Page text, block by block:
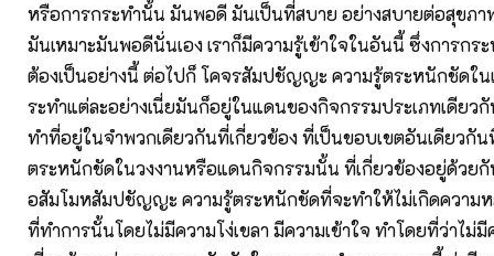
หรือการกระทำนั้น มันพอดี มันเป็นที่สบาย อย่างสบายต่อสุขภา
มันเหมาะมันพอดีนั่นเอง เราก็มีความรู้เข้าใจในอันนี้ ซึ่งการกร
ต้องเป็นอย่างนี้ ต่อไปก็ โคจรสัมปชัญญะ ความรู้ตระหนักชัดใ
ระทำแต่ละอย่างเนี่ยมันก็อยู่ในแดนของกิจกรรมประเภทเดียว
ทำที่อยู่ในจำพวกเดียวกันที่เกี่ยวข้อง ที่เป็นขอบเขตอันเดียวกั
ตระหนักชัดในวงงานหรือแดนกิจกรรมนั้น ที่เกี่ยวข้องอยู่ด้วย
อสัมโมหสัมปชัญญะ ความรู้ตระหนักชัดที่จะทำให้ไม่เกิดความห
ที่ทำการนั้นโดยไม่มีความโง่เขลา มีความเข้าใจ ทำโดยที่ว่าไม่มี